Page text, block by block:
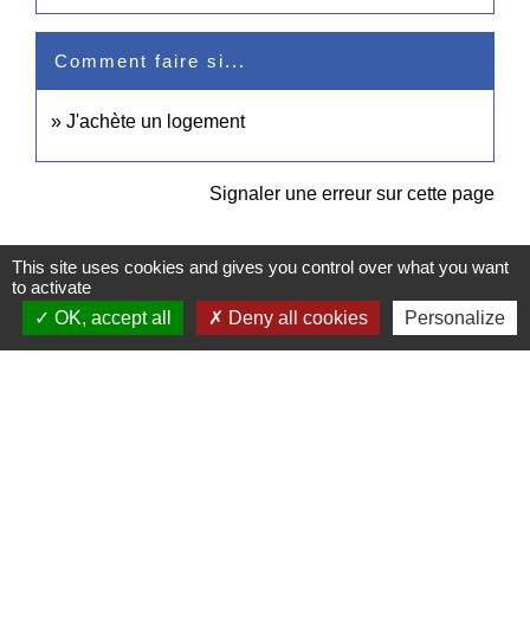
Comment faire si...
J'achète un logement
Signaler une erreur sur cette page
Contacts
This site uses cookies and gives you control over what you want
to activate
OK, accept all
Deny all cookies Personalize